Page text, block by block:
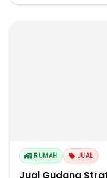
RUMAH JUAL